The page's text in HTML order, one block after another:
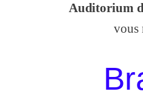
Auditorium
vous